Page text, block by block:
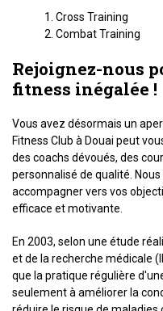
Cross Training
Combat Training
Rejoignez-nous
fitness inégalée !
Vous avez désormais un
Fitness Club à Douai peut
des coachs dévoués, des
personnalisé de qualité.
accompagner vers vos
efficace et motivante.
En 2003, selon une étude
et de la recherche médicale
que la pratique régulière
seulement à améliorer la